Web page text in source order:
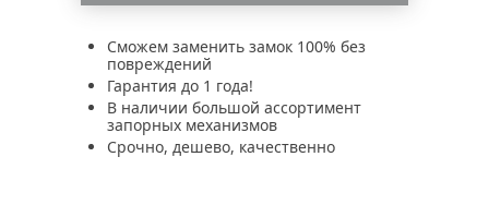
Сможем заменить замок 100% без
повреждений
Гарантия до 1 года!
В наличии большой ассортимент
запорных механизмов
Срочно, дешево, качественно